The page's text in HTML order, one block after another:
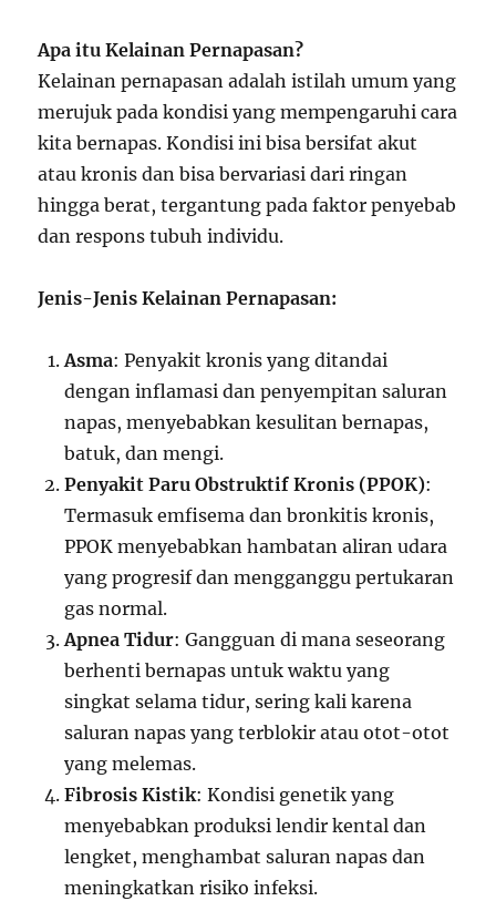
Apa itu Kelainan Pernapasan?
Kelainan pernapasan adalah istilah umum yang
merujuk pada kondisi yang mempengaruhi cara
kita bernapas. Kondisi ini bisa bersifat akut
atau kronis dan bisa bervariasi dari ringan
hingga berat, tergantung pada faktor penyebab
dan respons tubuh individu.
Jenis-Jenis Kelainan Pernapasan:
Asma: Penyakit kronis yang ditandai
dengan inflamasi dan penyempitan saluran
napas, menyebabkan kesulitan bernapas,
batuk, dan mengi.
Penyakit Paru Obstruktif Kronis (PPOK):
Termasuk emfisema dan bronkitis kronis,
PPOK menyebabkan hambatan aliran udara
yang progresif dan mengganggu pertukaran
gas normal.
Apnea Tidur: Gangguan di mana seseorang
berhenti bernapas untuk waktu yang
singkat selama tidur, sering kali karena
saluran napas yang terblokir atau otot-otot
yang melemas.
Fibrosis Kistik: Kondisi genetik yang
menyebabkan produksi lendir kental dan
lengket, menghambat saluran napas dan
meningkatkan risiko infeksi.